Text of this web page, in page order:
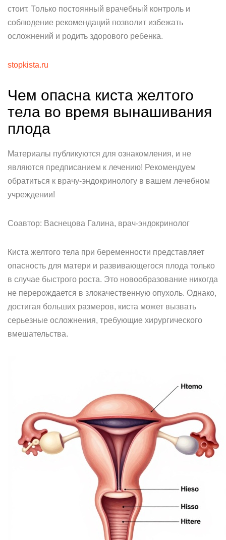
стоит. Только постоянный врачебный контроль и
соблюдение рекомендаций позволит избежать
осложнений и родить здорового ребенка.
stopkista.ru
Чем опасна киста желтого
тела во время вынашивания
плода
Материалы публикуются для ознакомления, и не
являются предписанием к лечению! Рекомендуем
обратиться к врачу-эндокринологу в вашем лечебном
учреждении!
Соавтор: Васнецова Галина, врач-эндокринолог
Киста желтого тела при беременности представляет
опасность для матери и развивающегося плода только
в случае быстрого роста. Это новообразование никогда
не перерождается в злокачественную опухоль. Однако,
достигая больших размеров, киста может вызвать
серьезные осложнения, требующие хирургического
вмешательства.